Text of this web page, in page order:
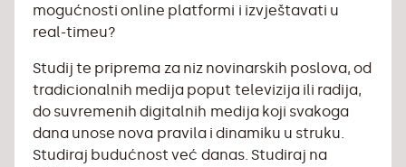
mogućnosti online platformi i izvještavati u
real-timeu?
Studij te priprema za niz novinarskih poslova, od
tradicionalnih medija poput televizija ili radija,
do suvremenih digitalnih medija koji svakoga
dana unose nova pravila i dinamiku u struku.
Studiraj budućnost već danas. Studiraj na